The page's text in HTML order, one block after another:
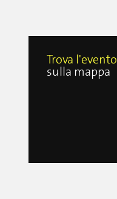
Trova l'evento
sulla mappa